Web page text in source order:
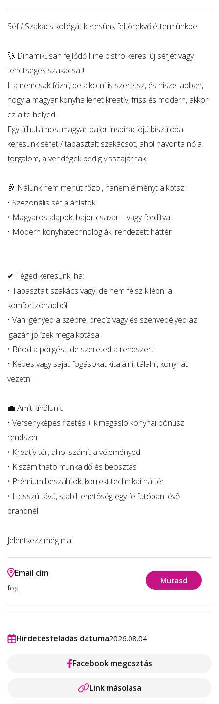
Séf / Szakács kollégát keresünk feltörekvő éttermünkbe
🚀 Dinamikusan fejlődő Fine bistro keresi új séfjét vagy
tehetséges szakácsát!
Ha nemcsak főzni, de alkotni is szeretsz, és hiszel abban,
hogy a magyar konyha lehet kreatív, friss és modern, akkor
ez a te helyed.
Egy újhullámos, magyar-bajor inspirációjú bisztróba
keresünk séfet / tapasztalt szakácsot, ahol havonta nő a
forgalom, a vendégek pedig visszajárnak.
🥂 Nálunk nem menüt főzöl, hanem élményt alkotsz:
• Szezonális séf ajánlatok
• Magyaros alapok, bajor csavar – vagy fordítva
• Modern konyhatechnológiák, rendezett háttér
✔ Téged keresünk, ha:
• Tapasztalt szakács vagy, de nem félsz kilépni a
komfortzónádból
• Van igényed a szépre, precíz vagy és szenvedélyed az
igazán jó ízek megalkotása
• Bírod a pörgést, de szereted a rendszert
• Képes vagy saját fogásokat kitalálni, tálalni, konyhát
vezetni
💼 Amit kínálunk:
• Versenyképes fizetés + kimagasló konyhai bónusz
rendszer
• Kreatív tér, ahol számít a véleményed
• Kiszámítható munkaidő és beosztás
• Prémium beszállítók, korrekt technikai háttér
• Hosszú távú, stabil lehetőség egy felfutóban lévő
brandnél
Jelentkezz még ma!
Email cím
fog
Mutasd
Hirdetésfeladás dátuma2026.08.04
Facebook megosztás
Link másolása